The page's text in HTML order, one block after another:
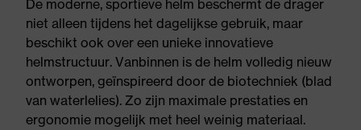
De moderne, sportieve helm beschermt de drager
niet alleen tijdens het dagelijkse gebruik, maar
beschikt ook over een unieke innovatieve
helmstructuur. Vanbinnen is de helm volledig nieuw
ontworpen, geïnspireerd door de biotechniek (blad
van waterlelies). Zo zijn maximale prestaties en
ergonomie mogelijk met heel weinig materiaal.